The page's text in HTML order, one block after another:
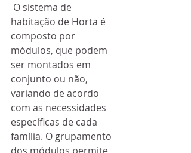
habitação de Horta é
composto por
módulos, que podem
ser montados em
conjunto ou não,
variando de acordo
com as necessidades
específicas de cada
família. O grupamento